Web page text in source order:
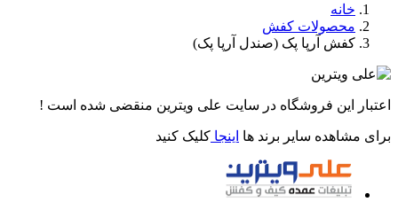
خانه
محصولات کفش
کفش آرپا پک (صندل آرپا پک)
اعتبار این فروشگاه در سایت علی ویترین منقضی شده است !
برای مشاهده سایر برند ها اینجا کلیک کنید